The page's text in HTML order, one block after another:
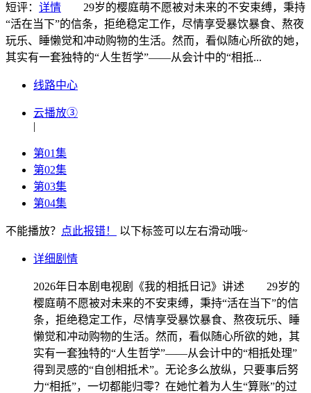
短评： 详情 29岁的樱庭萌不愿被对未来的不安束缚，秉持
“活在当下”的信条，拒绝稳定工作，尽情享受暴饮暴食、熬夜
玩乐、睡懒觉和冲动购物的生活。然而，看似随心所欲的她，
其实有一套独特的“人生哲学”——从会计中的“相抵...
线路中心
云播放③
|
第01集
第02集
第03集
第04集
不能播放？ 点此报错！ 以下标签可以左右滑动哦~
详细剧情
2026年日本剧电视剧《我的相抵日记》讲述 29岁的
樱庭萌不愿被对未来的不安束缚，秉持“活在当下”的信
条，拒绝稳定工作，尽情享受暴饮暴食、熬夜玩乐、睡
懒觉和冲动购物的生活。然而，看似随心所欲的她，其
实有一套独特的“人生哲学”——从会计中的“相抵处理”
得到灵感的“自创相抵术”。无论多么放纵，只要事后努
力“相抵”，一切都能归零？在她忙着为人生“算账”的过